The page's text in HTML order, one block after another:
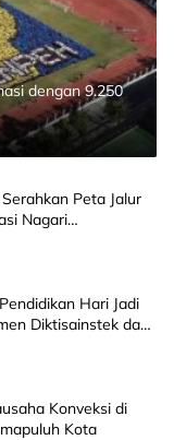
dengan 9.250
Peta Jalur
Nagari
Hari Jadi
Diktisainstek dan
Konveksi di
Kota